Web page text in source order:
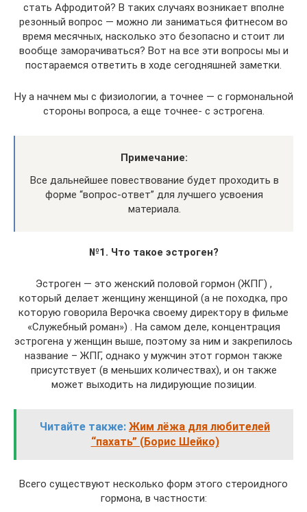
стать Афродитой? В таких случаях возникает вполне
резонный вопрос — можно ли заниматься фитнесом во
время месячных, насколько это безопасно и стоит ли
вообще заморачиваться? Вот на все эти вопросы мы и
постараемся ответить в ходе сегодняшней заметки.
Ну а начнем мы с физиологии, а точнее — с гормональной
стороны вопроса, а еще точнее- с эстрогена.
Примечание:
Все дальнейшее повествование будет проходить в
форме “вопрос-ответ” для лучшего усвоения
материала.
№1. Что такое эстроген?
Эстроген — это женский половой гормон (ЖПГ) ,
который делает женщину женщиной (а не походка, про
которую говорила Верочка своему директору в фильме
«Служебный роман») . На самом деле, концентрация
эстрогена у женщин выше, поэтому за ним и закрепилось
название – ЖПГ, однако у мужчин этот гормон также
присутствует (в меньших количествах), и он также
может выходить на лидирующие позиции.
Читайте также: Жим лёжа для любителей
“пахать” (Борис Шейко)
Всего существуют несколько форм этого стероидного
гормона, в частности: